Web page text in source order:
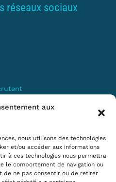
aux
nous utilisons des technologies
et/ou accéder aux informations
à ces technologies nous permettra
le comportement de navigation ou
de ne pas consentir ou de retirer
réseaux sociaux
des Foyers
de